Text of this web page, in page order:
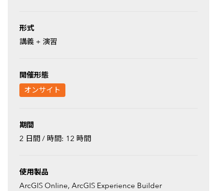
形式
講義 + 演習
開催形態
オンサイト
期間
2 日間 / 時間: 12 時間
使用製品
ArcGIS Online, ArcGIS Experience Builder